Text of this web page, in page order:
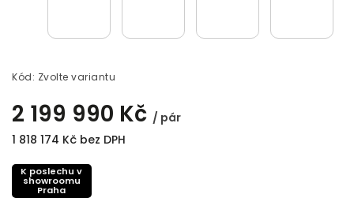
Kód: Zvolte variantu
2 199 990 Kč / pár
1 818 174 Kč bez DPH
K poslechu v
showroomu
Praha